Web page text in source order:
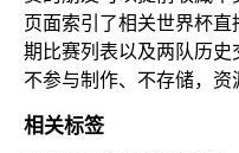
页面索引了相关世界杯
期比赛列表以及两队历
不参与制作、不存储，
相关标签